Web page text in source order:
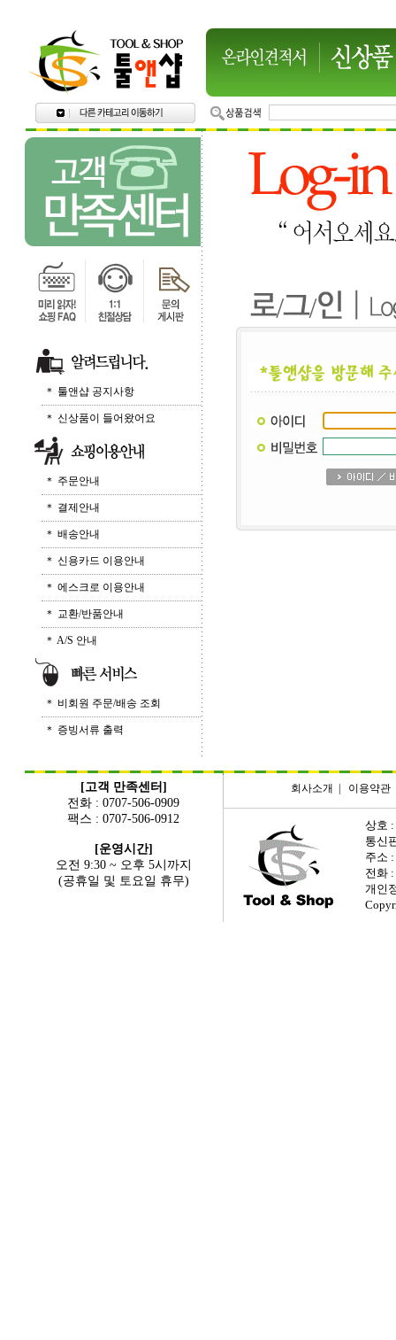
＊ 툴앤샵 공지사항
＊ 신상품이 들어왔어요
＊ 주문안내
＊ 결제안내
＊ 배송안내
＊ 신용카드 이용안내
＊ 에스크로 이용안내
＊ 교환/반품안내
＊ A/S 안내
＊ 비회원 주문/배송 조회
＊ 증빙서류 출력
[고객 만족센터]
전화 : 0707-506-0909
팩스 : 0707-506-0912
[운영시간]
오전 9:30 ~ 오후 5시까지
(공휴일 및 토요일 휴무)
회사소개 이용약관
상호
통신
주소
전화
개인